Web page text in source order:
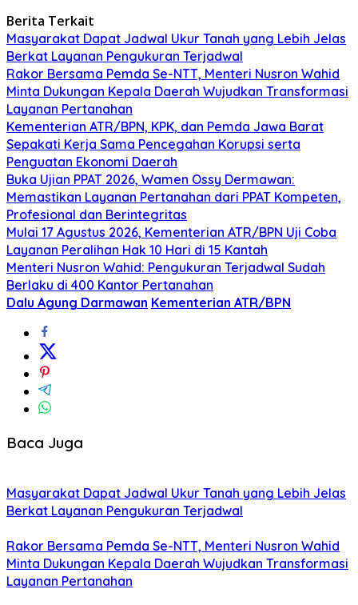
Berita Terkait
Masyarakat Dapat Jadwal Ukur Tanah yang Lebih Jelas
Berkat Layanan Pengukuran Terjadwal
Rakor Bersama Pemda Se-NTT, Menteri Nusron Wahid
Minta Dukungan Kepala Daerah Wujudkan Transformasi
Layanan Pertanahan
Kementerian ATR/BPN, KPK, dan Pemda Jawa Barat
Sepakati Kerja Sama Pencegahan Korupsi serta
Penguatan Ekonomi Daerah
Buka Ujian PPAT 2026, Wamen Ossy Dermawan:
Memastikan Layanan Pertanahan dari PPAT Kompeten,
Profesional dan Berintegritas
Mulai 17 Agustus 2026, Kementerian ATR/BPN Uji Coba
Layanan Peralihan Hak 10 Hari di 15 Kantah
Menteri Nusron Wahid: Pengukuran Terjadwal Sudah
Berlaku di 400 Kantor Pertanahan
Dalu Agung Darmawan Kementerian ATR/BPN
Baca Juga
Masyarakat Dapat Jadwal Ukur Tanah yang Lebih Jelas
Berkat Layanan Pengukuran Terjadwal
Rakor Bersama Pemda Se-NTT, Menteri Nusron Wahid
Minta Dukungan Kepala Daerah Wujudkan Transformasi
Layanan Pertanahan